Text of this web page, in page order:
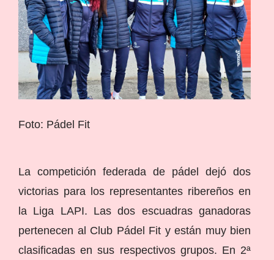
Foto: Pádel Fit
La competición federada de pádel dejó dos
victorias para los representantes ribereños en
la Liga LAPI. Las dos escuadras ganadoras
pertenecen al Club Pádel Fit y están muy bien
clasificadas en sus respectivos grupos. En 2ª